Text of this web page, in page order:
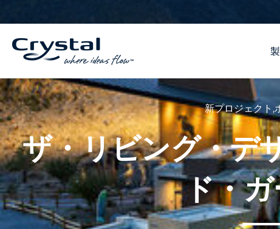
ス
ン
へ
ス
キ
ッ
プ
新プロジェクト ,
ザ・リビング・デ
ド・